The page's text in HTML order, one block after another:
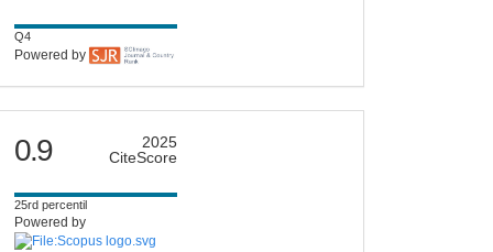
Q4
Powered by
citescore
0.9
2025
CiteScore
25rd percentil
Powered by